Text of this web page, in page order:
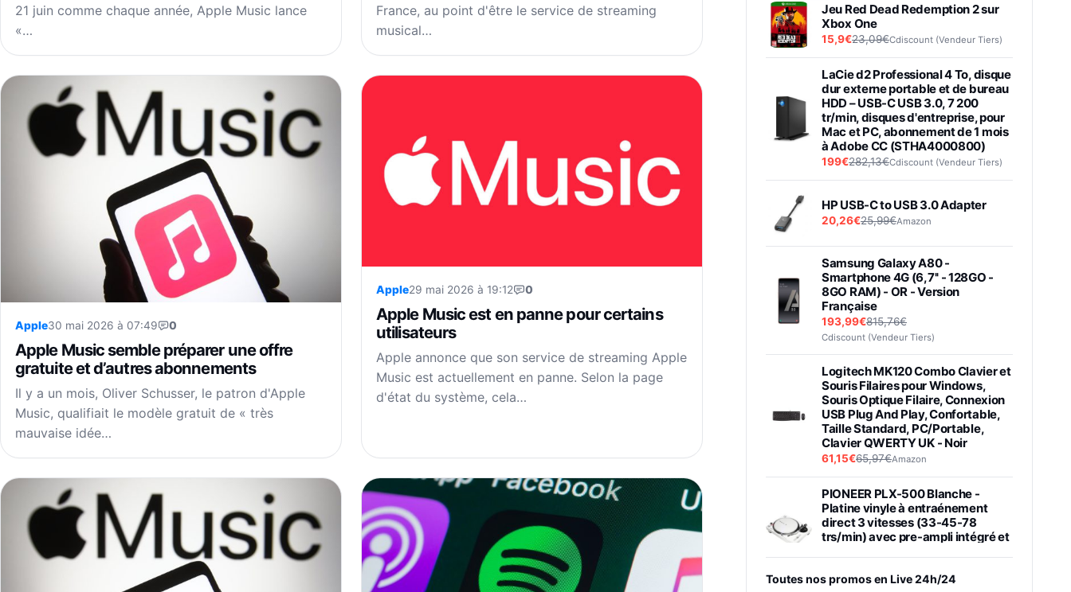
21 juin comme chaque année, Apple Music lance
«…
France, au point d'être le service de streaming
musical…
Apple30 mai 2026 à 07:49 0
Apple Music semble préparer une offre
gratuite et d’autres abonnements
Il y a un mois, Oliver Schusser, le patron d'Apple
Music, qualifiait le modèle gratuit de « très
mauvaise idée…
Apple29 mai 2026 à 19:12 0
Apple Music est en panne pour certains
utilisateurs
Apple annonce que son service de streaming Apple
Music est actuellement en panne. Selon la page
d'état du système, cela…
Jeu Red Dead Redemption 2 sur
Xbox One
15,9€23,09€Cdiscount (Vendeur Tiers)
LaCie d2 Professional 4 To, disque
dur externe portable et de bureau
HDD – USB-C USB 3.0, 7 200
tr/min, disques d'entreprise, pour
Mac et PC, abonnement de 1 mois
à Adobe CC (STHA4000800)
199€282,13€Cdiscount (Vendeur Tiers)
HP USB-C to USB 3.0 Adapter
20,26€25,99€Amazon
Samsung Galaxy A80 -
Smartphone 4G (6,7'' - 128GO -
8GO RAM) - OR - Version
Française
193,99€815,76€
Cdiscount (Vendeur Tiers)
Logitech MK120 Combo Clavier et
Souris Filaires pour Windows,
Souris Optique Filaire, Connexion
USB Plug And Play, Confortable,
Taille Standard, PC/Portable,
Clavier QWERTY UK - Noir
61,15€65,97€Amazon
PIONEER PLX-500 Blanche -
Platine vinyle à entraénement
direct 3 vitesses (33-45-78
trs/min) avec pre-ampli intégré et
Toutes nos promos en Live 24h/24